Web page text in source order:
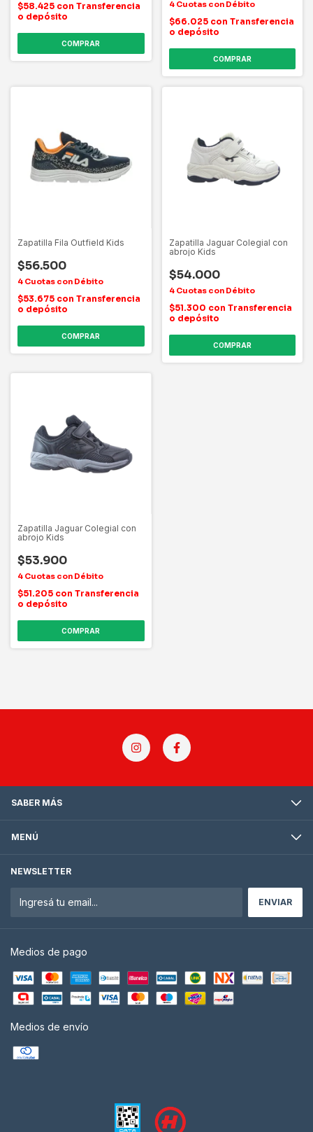
$58.425 con Transferencia
o depósito
COMPRAR
$66.025 con Transferencia
o depósito
COMPRAR
Zapatilla Fila Outfield Kids
$56.500
$53.675 con Transferencia
o depósito
COMPRAR
Zapatilla Jaguar Colegial con
abrojo Kids
$54.000
$51.300 con Transferencia
o depósito
COMPRAR
Zapatilla Jaguar Colegial con
abrojo Kids
$53.900
$51.205 con Transferencia
o depósito
COMPRAR
SABER MÁS
MENÚ
NEWSLETTER
Medios de pago
Medios de envío